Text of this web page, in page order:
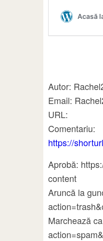
Autor:
Email:
URL:
Comentariu:
https://
Aprobă:
content
Aruncă la
Marchează